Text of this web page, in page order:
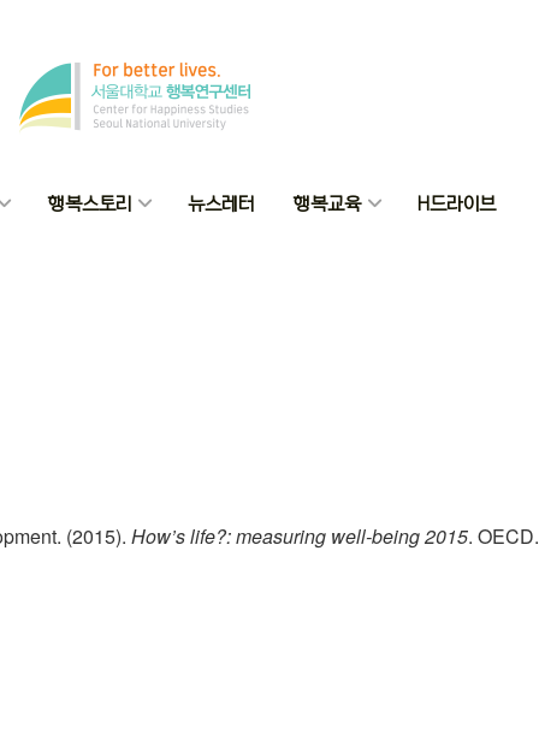
행복스토리 뉴스레터 행복교육 H드라이브
(2015). How’s life?: measuring well-being 2015. OECD.